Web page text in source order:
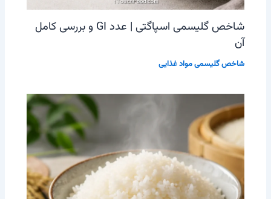
شاخص گلیسمی اسپاگتی | عدد GI و بررسی کامل
آن
شاخص گلیسمی مواد غذایی